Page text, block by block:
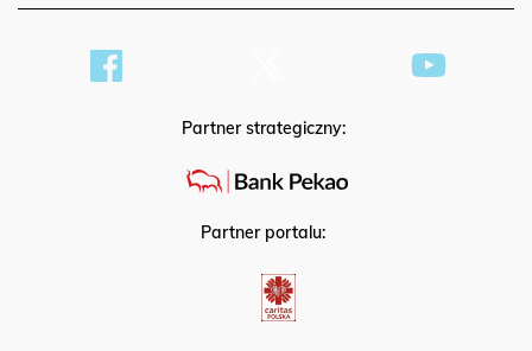
Partner strategiczny:
Partner portalu: